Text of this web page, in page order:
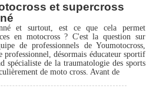
et supercross
et surtout, est ce que cela permet
en motocross ? C'est la question sur
de professionnels de Youmotocross,
professionnel, désormais éducateur sportif
spécialiste de la traumatologie des sports
de moto cross. Avant de